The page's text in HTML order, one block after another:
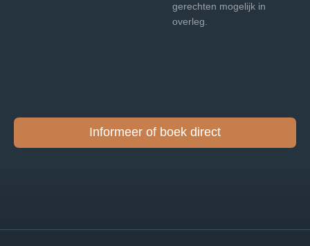
gerechten mogelijk in
overleg.
Informeer of boek direct